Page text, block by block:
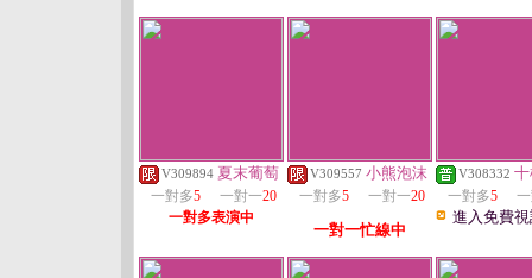
V309894 夏末葡萄
一對多5 一對一20
一對多表演中
V309557 小熊泡沫
一對多5 一對一20
一對一忙線中
V308332
一對多5
進入免費